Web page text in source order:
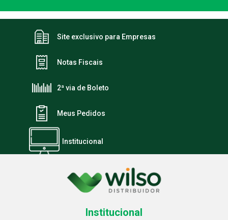
Site exclusivo para Empresas
Notas Fiscais
2ª via de Boleto
Meus Pedidos
Institucional
Institucional